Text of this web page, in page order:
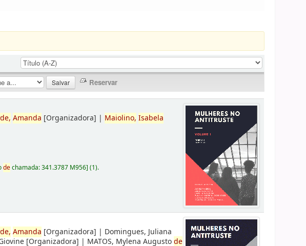
de, Amanda [Organizadora] | Maiolino, Isabela
dechamada:341.3787 M956](1).
de, Amanda [Organizadora] | Domingues, Juliana
[Organizadora] | MATOS, Mylena Augustode